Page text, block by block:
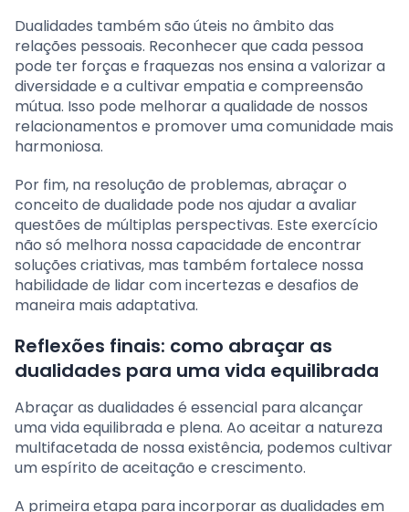
Dualidades também são úteis no âmbito das
relações pessoais. Reconhecer que cada pessoa
pode ter forças e fraquezas nos ensina a valorizar a
diversidade e a cultivar empatia e compreensão
mútua. Isso pode melhorar a qualidade de nossos
relacionamentos e promover uma comunidade mais
harmoniosa.
Por fim, na resolução de problemas, abraçar o
conceito de dualidade pode nos ajudar a avaliar
questões de múltiplas perspectivas. Este exercício
não só melhora nossa capacidade de encontrar
soluções criativas, mas também fortalece nossa
habilidade de lidar com incertezas e desafios de
maneira mais adaptativa.
Reflexões finais: como abraçar as
dualidades para uma vida equilibrada
Abraçar as dualidades é essencial para alcançar
uma vida equilibrada e plena. Ao aceitar a natureza
multifacetada de nossa existência, podemos cultivar
um espírito de aceitação e crescimento.
A primeira etapa para incorporar as dualidades em